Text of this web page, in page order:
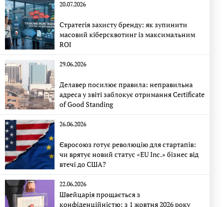
20.07.2026
Стратегія захисту бренду: як зупинити
масовий кіберсквотинг із максимальним
ROI
29.06.2026
Делавер посилює правила: неправильна
адреса у звіті заблокує отримання Certificate
of Good Standing
26.06.2026
Євросоюз готує революцію для стартапів:
чи врятує новий статус «EU Inc.» бізнес від
втечі до США?
22.06.2026
Швейцарія прощається з
конфіденційністю: з 1 жовтня 2026 року